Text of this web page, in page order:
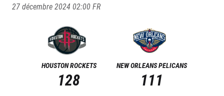
27 décembre 2024 02:00FR
HOUSTON ROCKETS
128
NEW ORLEANS PELICANS
111